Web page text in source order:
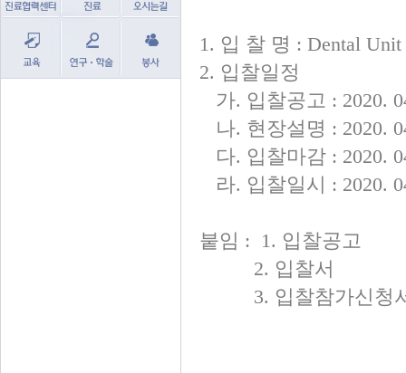
1. 입 찰 명 : Dental
2. 입찰일정
가. 입찰공고 : 2020.
나. 현장설명 : 2020.
다. 입찰마감 : 2020.
라. 입찰일시 : 2020.
붙임 : 1. 입찰공고
2. 입찰서
3. 입찰참가신청